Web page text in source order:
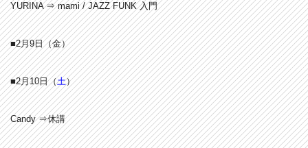
YURINA ⇒ mami / JAZZ FUNK 入門
■2月9日（金）
■2月10日（土）
Candy ⇒休講